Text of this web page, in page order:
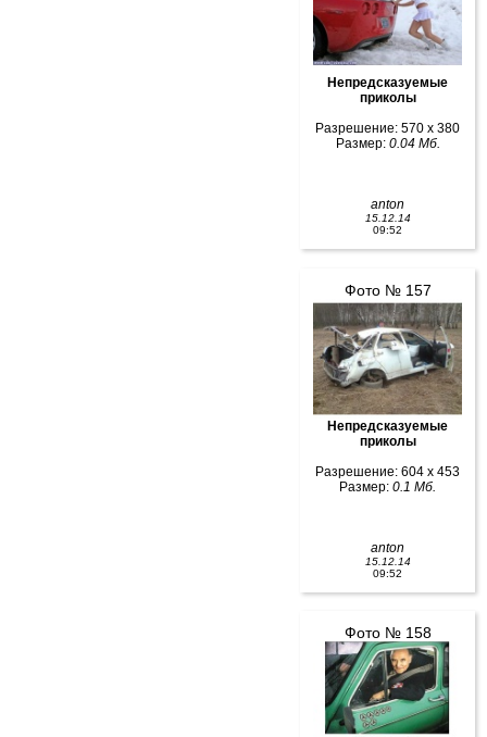
Непредсказуемые
приколы
Разрешение: 570 x 380
Размер: 0.04 Мб.
anton
15.12.14
09:52
Фото № 157
Непредсказуемые
приколы
Разрешение: 604 x 453
Размер: 0.1 Мб.
anton
15.12.14
09:52
Фото № 158